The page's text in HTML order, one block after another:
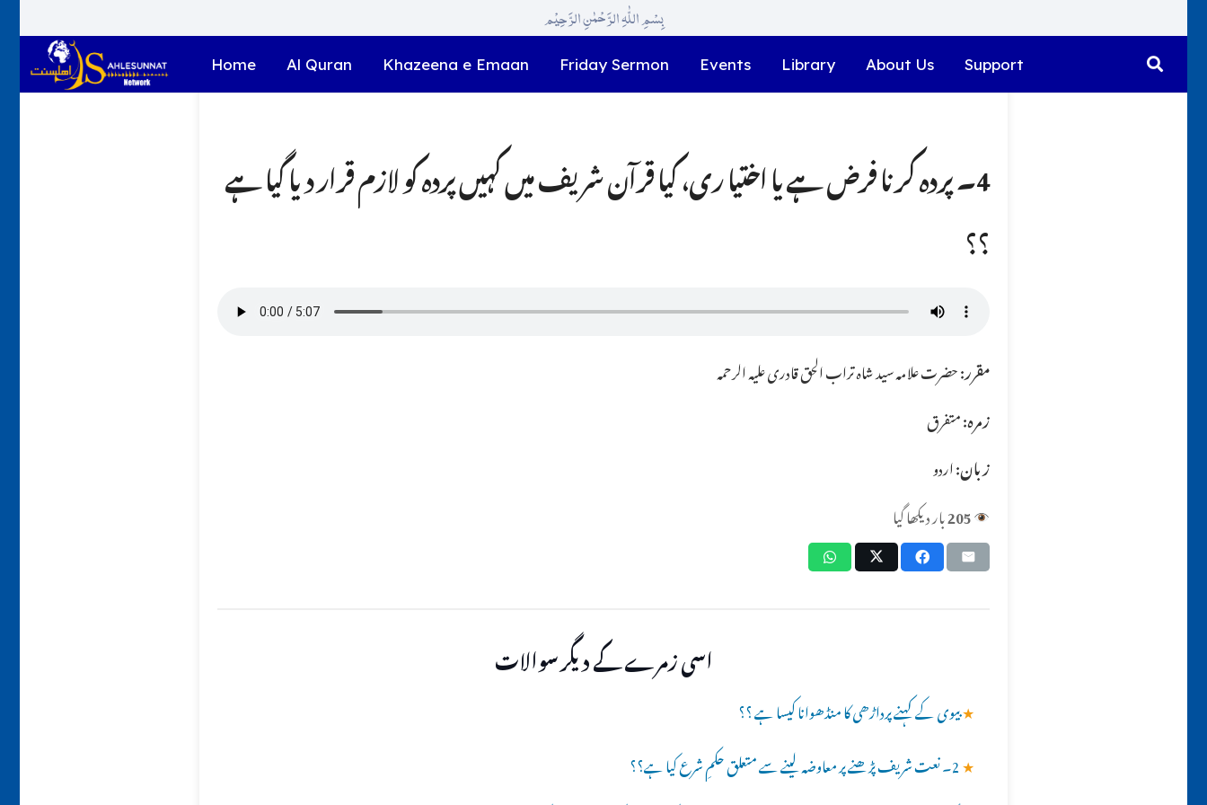
بِسْمِ اللّٰہِ الرَّحْمٰنِ الرَّحِیْم
Home Al Quran Khazeena e Emaan Friday Sermon Events Library About Us Support
4۔ پردہ کرنا فرض ہے یا اختیا ری، کیا قرآن شریف میں کہیں پردہ کو لازم قرار دیا گیا ہے
؟؟
مقرر:حضرت علامہ سید شاہ تراب الحق قادری علیہ الرحمہ
زمرہ:متفرق
زبان:اردو
205بار دیکھا گیا
اسی زمرے کے دیگر سوالات
★بیوی کے کہنے پرداڑھی کا منڈھوانا کیسا ہے ؟؟
★2۔ نعت شریف پڑھنے پر معاوضہ لینے سے متعلق حکمِ شرع کیا ہے؟؟